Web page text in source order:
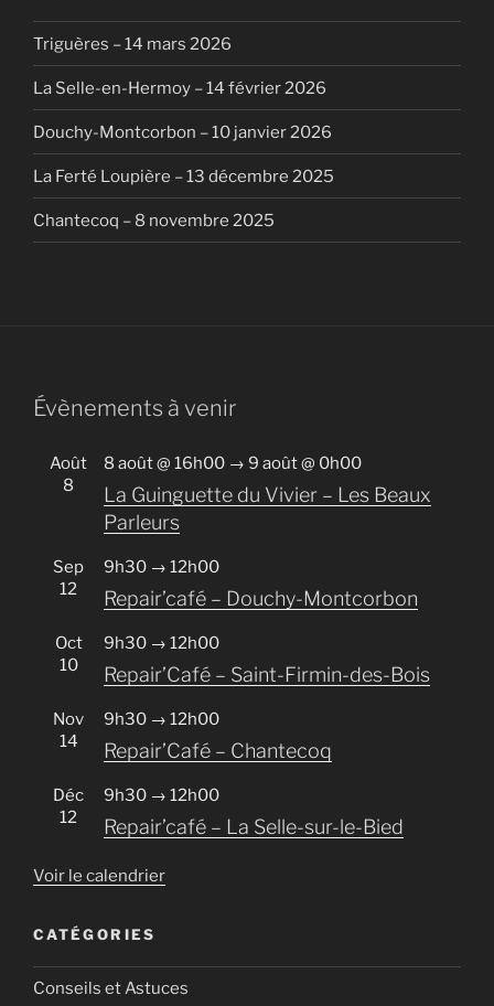
Triguères – 14 mars 2026
La Selle-en-Hermoy – 14 février 2026
Douchy-Montcorbon – 10 janvier 2026
La Ferté Loupière – 13 décembre 2025
Chantecoq – 8 novembre 2025
Évènements à venir
Août
8
8 août @ 16h00 → 9 août @ 0h00
La Guinguette du Vivier – Les Beaux
Parleurs
Sep
12
9h30 → 12h00
Repair’café – Douchy-Montcorbon
Oct
10
9h30 → 12h00
Repair’Café – Saint-Firmin-des-Bois
Nov
14
9h30 → 12h00
Repair’Café – Chantecoq
Déc
12
9h30 → 12h00
Repair’café – La Selle-sur-le-Bied
Voir le calendrier
CATÉGORIES
Conseils et Astuces